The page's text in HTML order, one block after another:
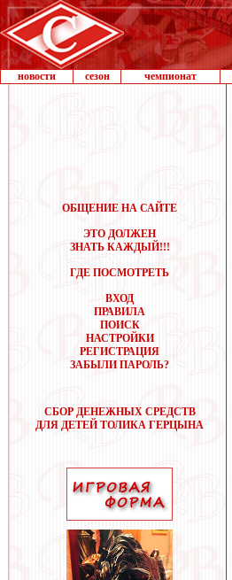
новости сезон чемпионат
ОБЩЕНИЕ НА САЙТЕ
ЭТО ДОЛЖЕН
ЗНАТЬ КАЖДЫЙ!!!
ГДЕ ПОСМОТРЕТЬ
ВХОД
ПРАВИЛА
ПОИСК
НАСТРОЙКИ
РЕГИСТРАЦИЯ
ЗАБЫЛИ ПАРОЛЬ?
СБОР ДЕНЕЖНЫХ СРЕДСТВ
ДЛЯ ДЕТЕЙ ТОЛИКА ГЕРЦЫНА